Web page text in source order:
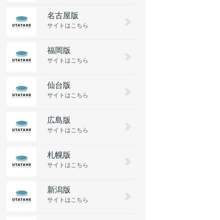
名古屋版
サイトはこちら
福岡版
サイトはこちら
仙台版
サイトはこちら
広島版
サイトはこちら
札幌版
サイトはこちら
新潟版
サイトはこちら